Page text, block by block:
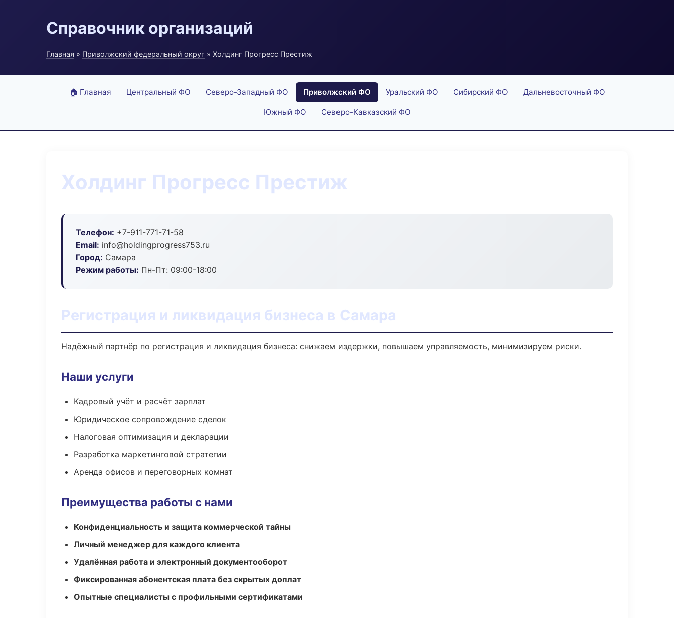
Справочник организаций
Главная » Приволжский федеральный округ » Холдинг Прогресс Престиж
🏠 Главная Центральный ФО Северо-Западный ФО Приволжский ФО Уральский ФО Сибирский ФО Дальневосточный ФО
Южный ФО Северо-Кавказский ФО
Холдинг Прогресс Престиж
Телефон: +7-911-771-71-58
Email: info@holdingprogress753.ru
Город: Самара
Режим работы: Пн-Пт: 09:00-18:00
Регистрация и ликвидация бизнеса в Самара
Надёжный партнёр по регистрация и ликвидация бизнеса: снижаем издержки, повышаем управляемость, минимизируем риски.
Наши услуги
Кадровый учёт и расчёт зарплат
Юридическое сопровождение сделок
Налоговая оптимизация и декларации
Разработка маркетинговой стратегии
Аренда офисов и переговорных комнат
Преимущества работы с нами
Конфиденциальность и защита коммерческой тайны
Личный менеджер для каждого клиента
Удалённая работа и электронный документооборот
Фиксированная абонентская плата без скрытых доплат
Опытные специалисты с профильными сертификатами